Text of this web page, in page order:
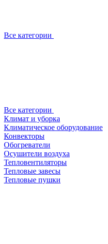
Все категории
Все категории
Климат и уборка
Климатическое оборудование
Конвекторы
Обогреватели
Осушители воздуха
Тепловентиляторы
Тепловые завесы
Тепловые пушки